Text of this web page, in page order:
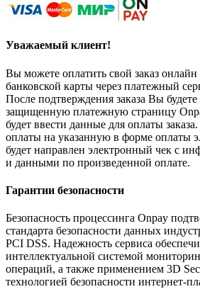
Уважаемый клиент!
Вы можете оплатить свой заказ
банковской карты через платежный
После подтверждения заказа Вы
защищенную платежную страницу
будет ввести данные для оплаты
оплаты на указанную в форме оплаты
будет направлен электронный чек с
и данными по произведенной оплате.
Гарантии безопасности
Безопасность процессинга Onpay
стандарта безопасности данных
PCI DSS. Надежность сервиса
интеллектуальной системой
операций, а также применением 3D
технологией безопасности интернет-